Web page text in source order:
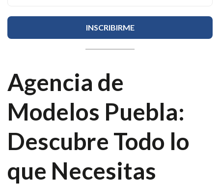
Agencia de
Modelos Puebla:
Descubre Todo lo
que Necesitas